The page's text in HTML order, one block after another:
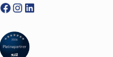
Facebook
Instagram
LinkedIn